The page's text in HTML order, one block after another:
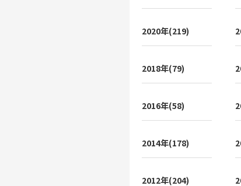
2020年(219)
2018年(79)
2016年(58)
2014年(178)
2012年(204)